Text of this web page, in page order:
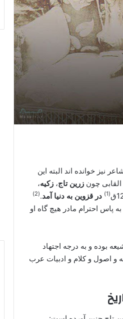
نیز خوانده اند البته این
چون زرین تاج، زکیه،
(1) در قزوین به دنیا آمد.
(2)
پاس احترام مادر هیچ گاه او
بوده و به درجه اجتهاد
و اصول و کلام و ادبیات عرب